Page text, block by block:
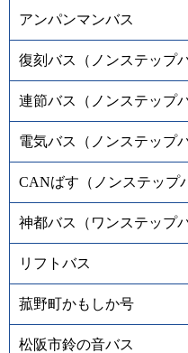
アンパンマンバス
復刻バス（ノンステップバ
連節バス（ノンステップバ
電気バス（ノンステップ
CANばす（ノンステップ
神都バス（ワンステップバ
リフトバス
菰野町かもしか号
松阪市鈴の音バス